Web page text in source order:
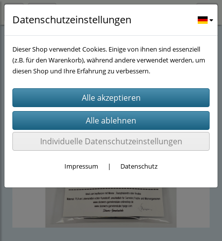
Stöwers-Garnelenstube(143) Dekoration(18)
Datenschutzeinstellungen
Dieser Shop verwendet Cookies. Einige von ihnen sind essenziell
(z.B. für den Warenkorb), während andere verwendet werden, um
diesen Shop und Ihre Erfahrung zu verbessern.
Individuelle Datenschutzeinstellungen
Impressum | Datenschutz